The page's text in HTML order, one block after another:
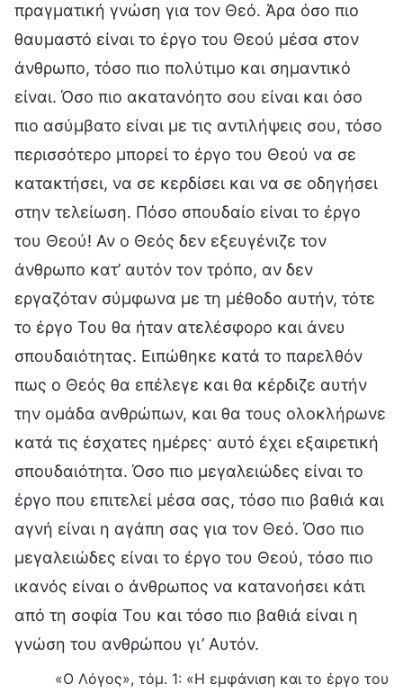
πραγματική γνώση για τον Θεό. Άρα όσο πιο
θαυμαστό είναι το έργο του Θεού μέσα στον
άνθρωπο, τόσο πιο πολύτιμο και σημαντικό
είναι. Όσο πιο ακατανόητο σου είναι και όσο
πιο ασύμβατο είναι με τις αντιλήψεις σου, τόσο
περισσότερο μπορεί το έργο του Θεού να σε
κατακτήσει, να σε κερδίσει και να σε οδηγήσει
στην τελείωση. Πόσο σπουδαίο είναι το έργο
του Θεού! Αν ο Θεός δεν εξευγένιζε τον
άνθρωπο κατ’ αυτόν τον τρόπο, αν δεν
εργαζόταν σύμφωνα με τη μέθοδο αυτήν, τότε
το έργο Του θα ήταν ατελέσφορο και άνευ
σπουδαιότητας. Ειπώθηκε κατά το παρελθόν
πως ο Θεός θα επέλεγε και θα κέρδιζε αυτήν
την ομάδα ανθρώπων, και θα τους ολοκλήρωνε
κατά τις έσχατες ημέρες· αυτό έχει εξαιρετική
σπουδαιότητα. Όσο πιο μεγαλειώδες είναι το
έργο που επιτελεί μέσα σας, τόσο πιο βαθιά και
αγνή είναι η αγάπη σας για τον Θεό. Όσο πιο
μεγαλειώδες είναι το έργο του Θεού, τόσο πιο
ικανός είναι ο άνθρωπος να κατανοήσει κάτι
από τη σοφία Του και τόσο πιο βαθιά είναι η
γνώση του ανθρώπου γι’ Αυτόν.
«Ο Λόγος», τόμ. 1: «Η εμφάνιση και το έργο του